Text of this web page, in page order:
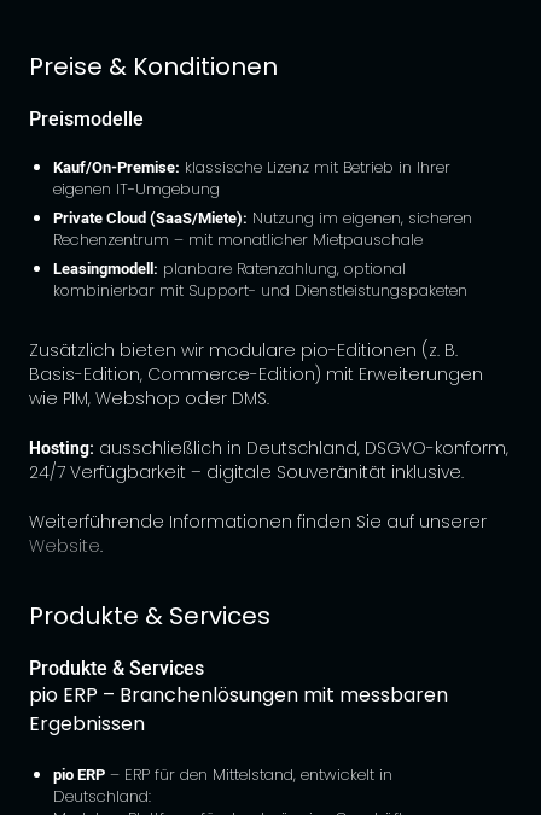
Preise & Konditionen
Preismodelle
Kauf/On-Premise: klassische Lizenz mit Betrieb in Ihrer
eigenen IT-Umgebung
Private Cloud (SaaS/Miete): Nutzung im eigenen, sicheren
Rechenzentrum – mit monatlicher Mietpauschale
Leasingmodell: planbare Ratenzahlung, optional
kombinierbar mit Support- und Dienstleistungspaketen
Zusätzlich bieten wir modulare pio-Editionen (z. B.
Basis-Edition, Commerce-Edition) mit Erweiterungen
wie PIM, Webshop oder DMS.
Hosting: ausschließlich in Deutschland, DSGVO-konform,
24/7 Verfügbarkeit – digitale Souveränität inklusive.
Weiterführende Informationen finden Sie auf unserer
Website.
Produkte & Services
Produkte & Services
pio ERP – Branchenlösungen mit messbaren
Ergebnissen
pio ERP – ERP für den Mittelstand, entwickelt in
Deutschland: